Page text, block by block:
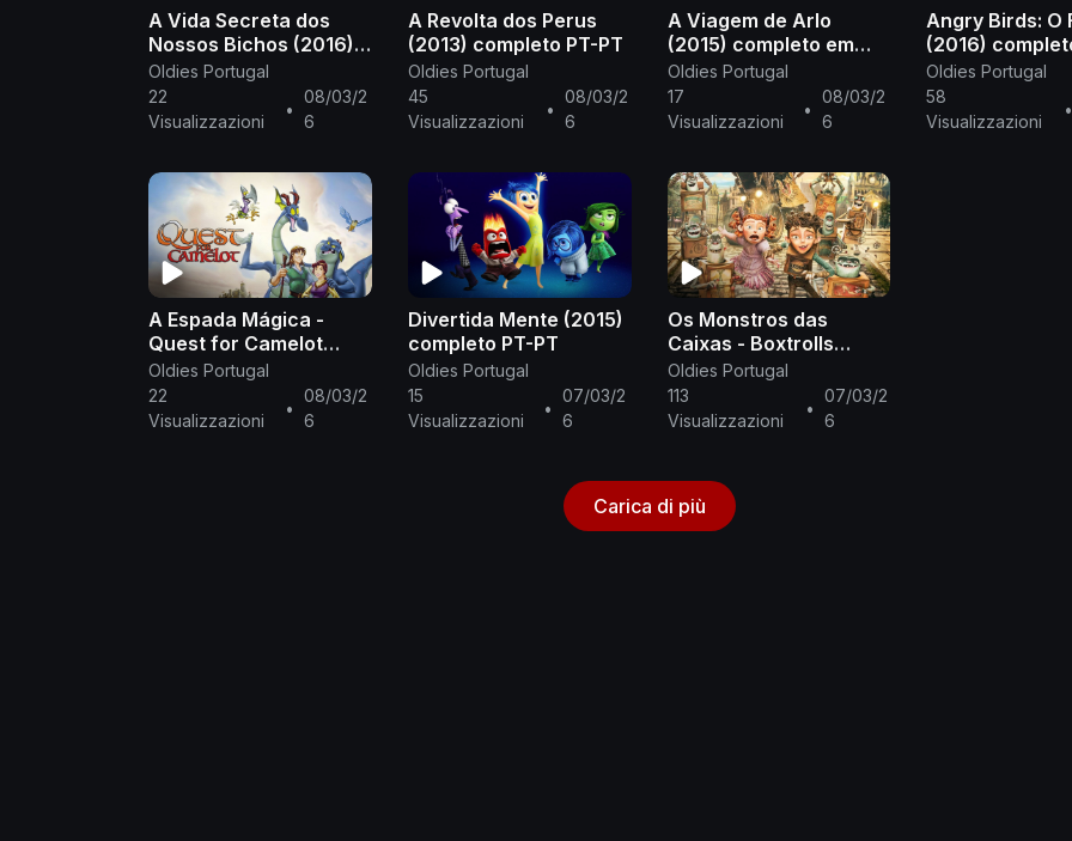
A Vida Secreta dos
Nossos Bichos (2016)
completo em
português europeu PT-
PT
Oldies Portugal
22
Visualizzazioni
•
08/03/2
6
A Revolta dos Perus
(2013) completo PT-PT
Oldies Portugal
45
Visualizzazioni
•
08/03/2
6
A Viagem de Arlo
(2015) completo em
português de Portugal
PT-PT
Oldies Portugal
17
Visualizzazioni
•
08/03/2
6
Angry Birds: O
(2016)
português de
PT-PT
Oldies Portugal
58
Visualizzazioni
•
A Espada Mágica -
Quest for Camelot
(1998) completo em
português de Portugal
PT-PT
Oldies Portugal
22
Visualizzazioni
•
08/03/2
6
Divertida Mente (2015)
completo PT-PT
Oldies Portugal
15
Visualizzazioni
•
07/03/2
6
Os Monstros das
Caixas - Boxtrolls
(2014) completo em
PT-PT
Oldies Portugal
113
Visualizzazioni
•
07/03/2
6
Carica di più